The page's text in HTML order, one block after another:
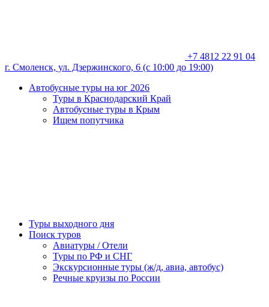
+7 4812 22 91 04
г. Смоленск, ул. Дзержинского, 6 (с 10:00 до 19:00)
Автобусные туры на юг 2026
Туры в Краснодарский Край
Автобусные туры в Крым
Ищем попутчика
Туры выходного дня
Поиск туров
Авиатуры / Отели
Туры по РФ и СНГ
Экскурсионные туры (ж/д, авиа, автобус)
Речные круизы по России